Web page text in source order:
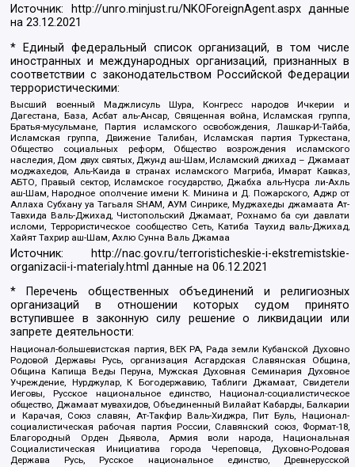
Источник: http://unro.minjust.ru/NKOForeignAgent.aspxданные
на23.12.2021
* Единый федеральный список организаций, в том числе
иностранных и международных организаций, признанных в
соответствии с законодательством Российской Федерации
террористическими:
Высший военный Маджлисуль Шура, Конгресс народов Ичкерии и
Дагестана, База, Асбат аль-Ансар, Священная война, Исламская группа,
Братья-мусульмане, Партия исламского освобождения, Лашкар-И-Тайба,
Исламская группа, Движение Талибан, Исламская партия Туркестана,
Общество социальных реформ, Общество возрождения исламского
наследия, Дом двух святых, Джунд аш-Шам, Исламский джихад – Джамаат
моджахедов, Аль-Каида в странах исламского Магриба, Имарат Кавказ,
АБТО, Правый сектор, Исламское государство, Джабха аль-Нусра ли-Ахль
аш-Шам, Народное ополчение имени К. Минина и Д. Пожарского, Аджр от
Аллаха Субхану уа Тагьаля SHAM, АУМ Синрике, Муджахеды джамаата Ат-
Тавхида Валь-Джихад, Чистопольский Джамаат, Рохнамо ба суи давлати
исломи, Террористическое сообщество Сеть, Катиба Таухид валь-Джихад,
Хайят Тахрир аш-Шам, Ахлю Сунна Валь Джамаа
Источник:
http://nac.gov.ru/terroristicheskie-i-ekstremistskie-
organizacii-i-materialy.html данные на06.12.2021
* Перечень общественных объединений и религиозных
организаций в отношении которых судом принято
вступившее в законную силу решение о ликвидации или
запрете деятельности:
Национал-большевистская партия, ВЕК РА, Рада земли Кубанской Духовно
Родовой Державы Русь, организация Асгардская Славянская Община,
Община Капища Веды Перуна, Мужская Духовная Семинария Духовное
Учреждение, Нурджулар, К Богодержавию, Таблиги Джамаат, Свидетели
Иеговы, Русское национальное единство, Национал-социалистическое
общество, Джамаат мувахидов, Объединенный Вилайат Кабарды, Балкарии
и Карачая, Союз славян, Ат-Такфир Валь-Хиджра, Пит Буль, Национал-
социалистическая рабочая партия России, Славянский союз, Формат-18,
Благородный Орден Дьявола, Армия воли народа, Национальная
Социалистическая Инициатива города Череповца, Духовно-Родовая
Держава Русь, Русское национальное единство, Древнерусской